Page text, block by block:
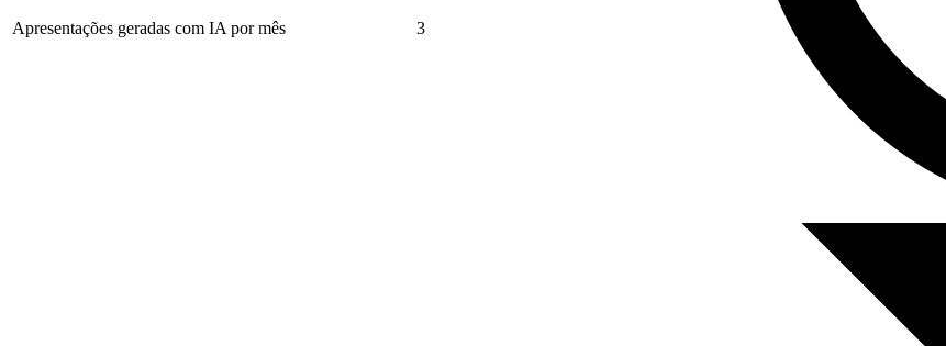
Apresentações geradas com IA por mês 3